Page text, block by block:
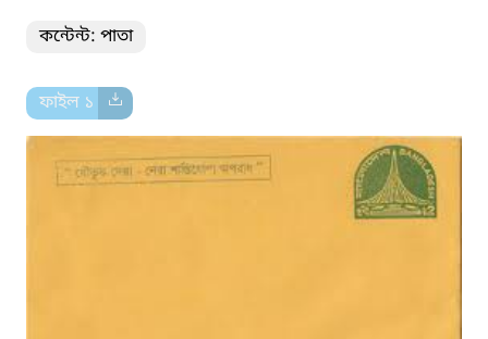
কন্টেন্ট: পাতা
ফাইল ১